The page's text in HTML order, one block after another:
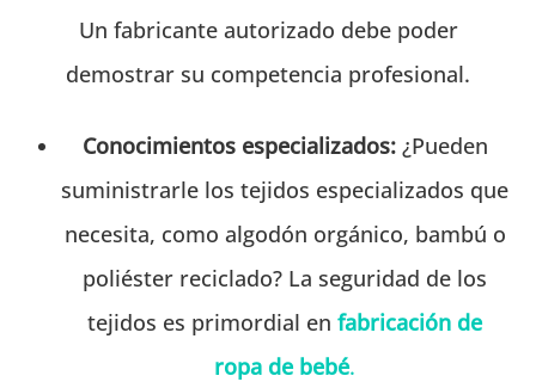
Un fabricante autorizado debe poder
demostrar su competencia profesional.
Conocimientos especializados:¿Pueden
suministrarle los tejidos especializados que
necesita, como algodón orgánico, bambú o
poliéster reciclado? La seguridad de los
tejidos es primordial enfabricación de
ropa de bebé.